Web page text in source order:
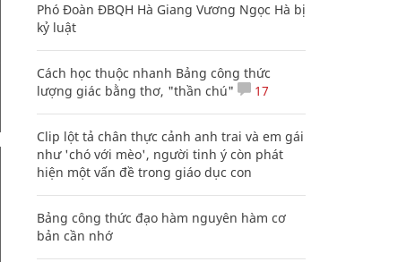
Phó Đoàn ĐBQH Hà Giang Vương Ngọc Hà bị
kỷ luật
Cách học thuộc nhanh Bảng công thức
lượng giác bằng thơ, "thần chú"
17
Clip lột tả chân thực cảnh anh trai và em gái
như 'chó với mèo', người tinh ý còn phát
hiện một vấn đề trong giáo dục con
Bảng công thức đạo hàm nguyên hàm cơ
bản cần nhớ